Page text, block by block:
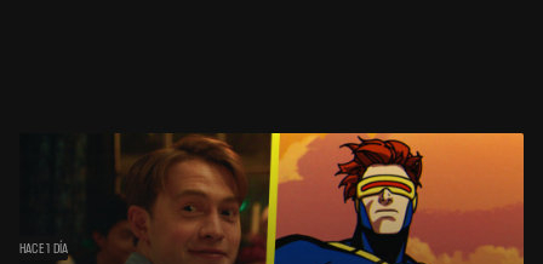
HACE 1 DÍA